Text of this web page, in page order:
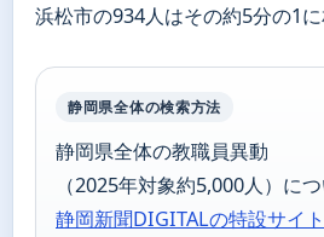
浜松市の934人はその約5分の1に
静岡県全体の検索方法
静岡県全体の教職員異動
（2025年対象約5,000人）につ
静岡新聞DIGITALの特設サイト